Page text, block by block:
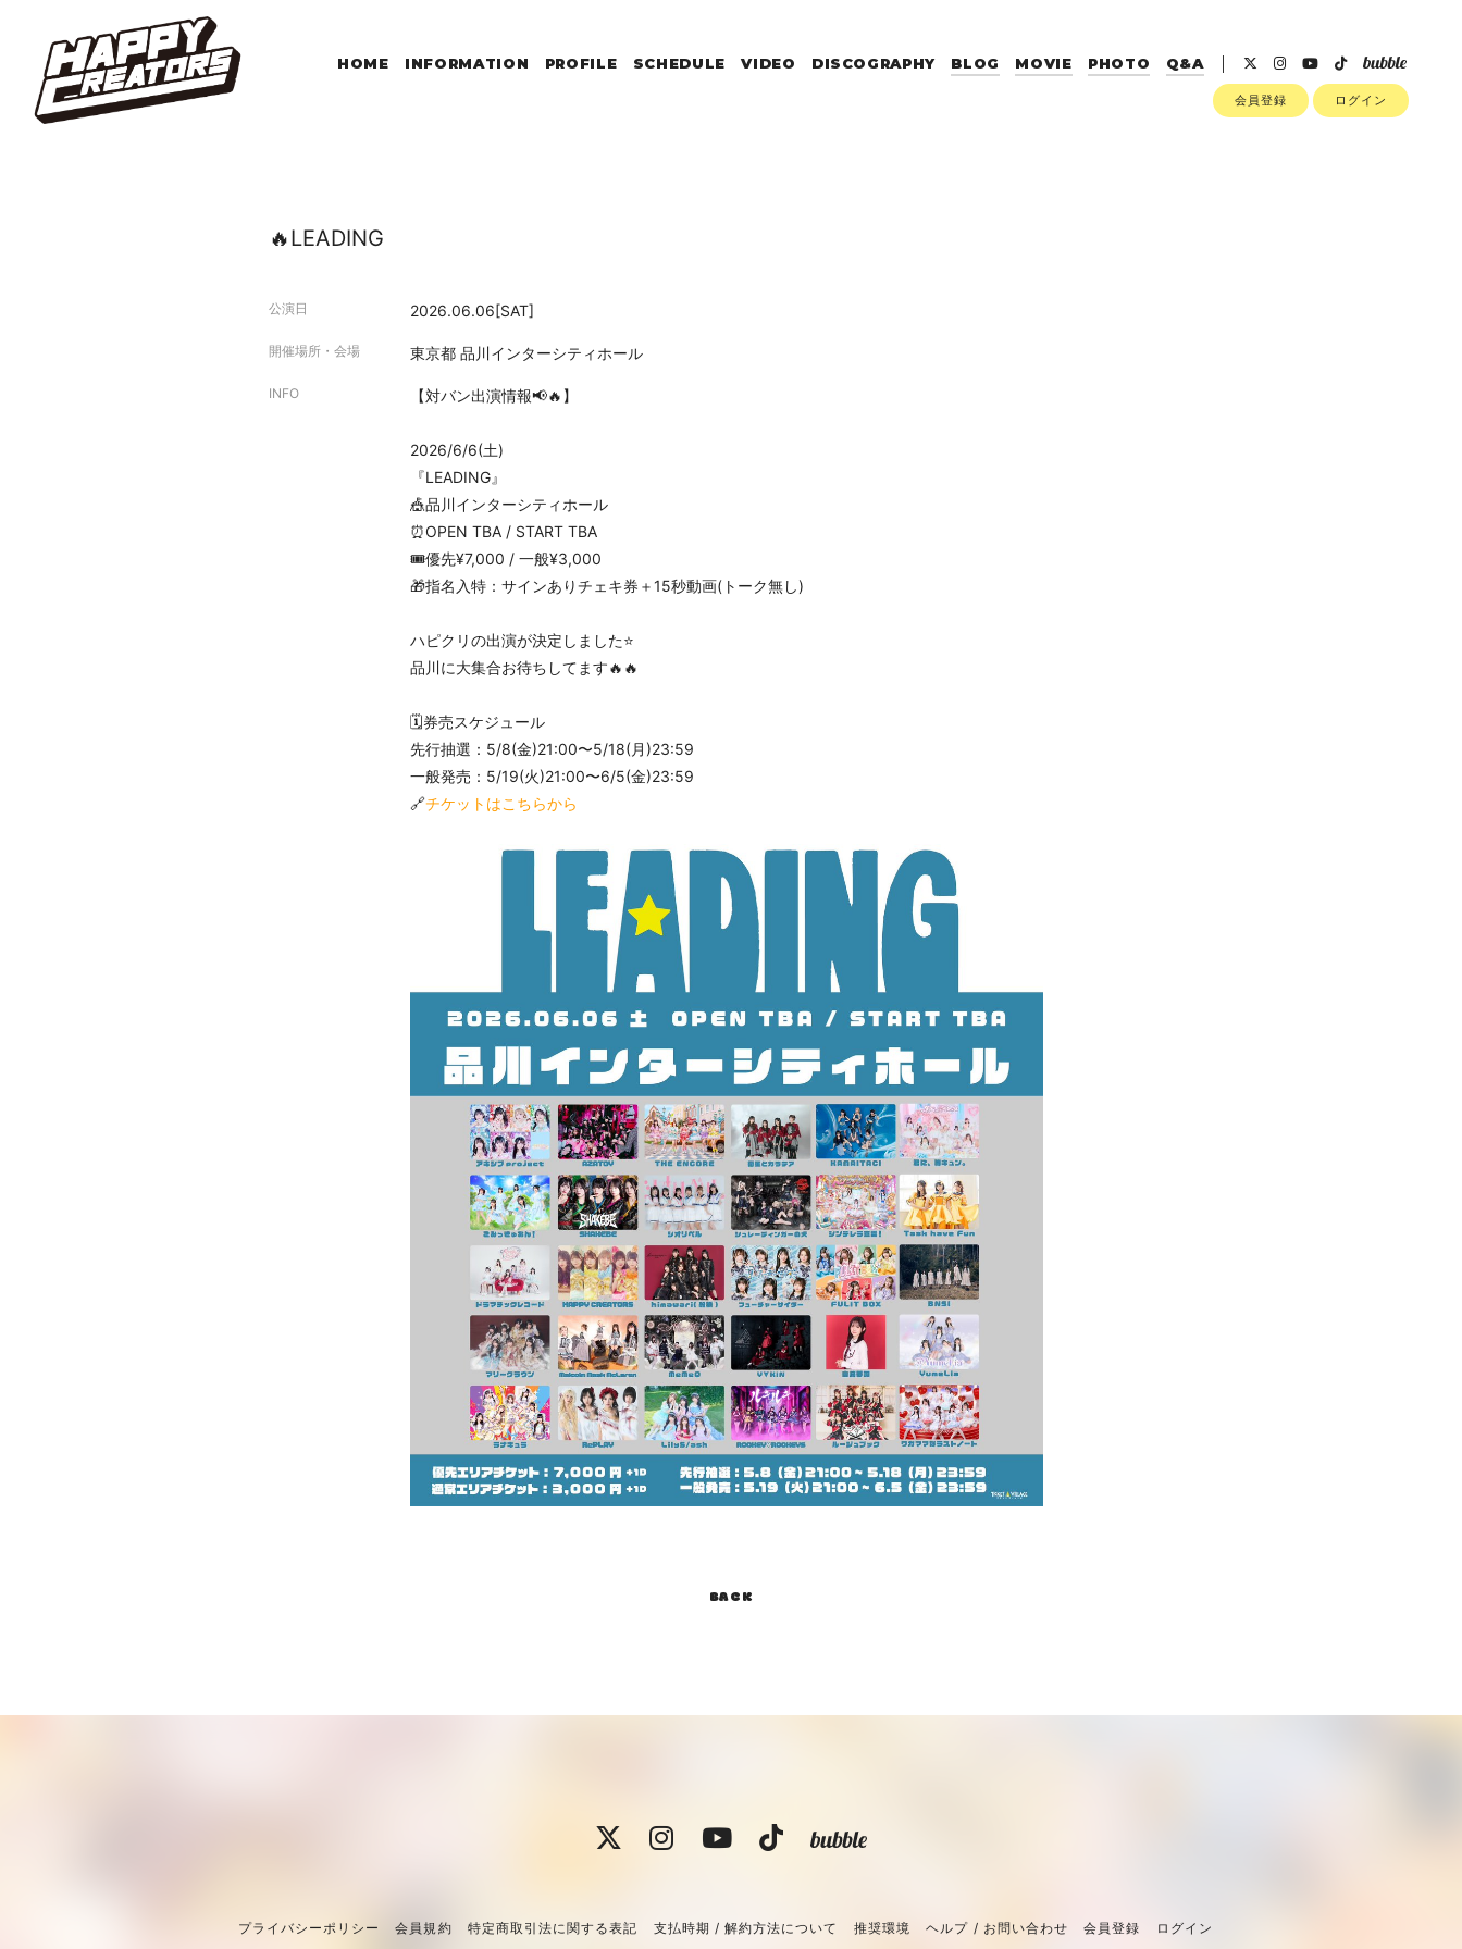
HOME INFORMATION PROFILE SCHEDULE VIDEO DISCOGRAPHY BLOG MOVIE PHOTO Q&A
会員登録 ログイン
🔥LEADING
公演日 2026.06.06[SAT]
開催場所・会場 東京都 品川インターシティホール
INFO 【対バン出演情報📢🔥】
2026/6/6(土)
『LEADING』
🎪品川インターシティホール
⏰OPEN TBA / START TBA
🎟️優先¥7,000 / 一般¥3,000
🎁指名入特：サインありチェキ券＋15秒動画(トーク無し)
ハピクリの出演が決定しました⭐️
品川に大集合お待ちしてます🔥🔥
🗓️券売スケジュール
先行抽選：5/8(金)21:00〜5/18(月)23:59
一般発売：5/19(火)21:00〜6/5(金)23:59
🔗チケットはこちらから
BACK
プライバシーポリシー 会員規約 特定商取引法に関する表記 支払時期 / 解約方法について 推奨環境 ヘルプ / お問い合わせ 会員登録 ログイン